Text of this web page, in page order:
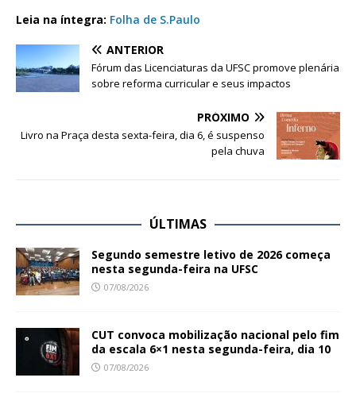
Leia na íntegra: Folha de S.Paulo
ANTERIOR
Fórum das Licenciaturas da UFSC promove plenária
sobre reforma curricular e seus impactos
PRÓXIMO
Livro na Praça desta sexta-feira, dia 6, é suspenso
pela chuva
ÚLTIMAS
Segundo semestre letivo de 2026 começa
nesta segunda-feira na UFSC
07/08/2026
CUT convoca mobilização nacional pelo fim
da escala 6×1 nesta segunda-feira, dia 10
07/08/2026